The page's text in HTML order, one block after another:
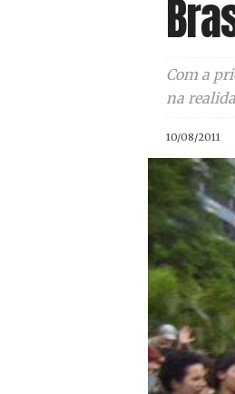
Com a
na
10/08/2011